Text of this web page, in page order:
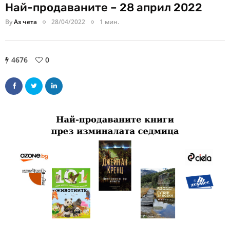
Най-продаваните – 28 април 2022
ByАз чета 28/04/2022 1 мин.
4676 0